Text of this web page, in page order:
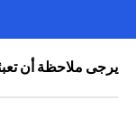
يرجى ملاحظة أن